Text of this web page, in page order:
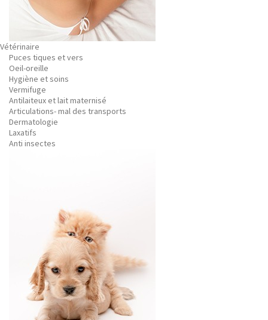
Vétérinaire
Puces tiques et vers
Oeil-oreille
Hygiène et soins
Vermifuge
Antilaiteux et lait maternisé
Articulations- mal des transports
Dermatologie
Laxatifs
Anti insectes